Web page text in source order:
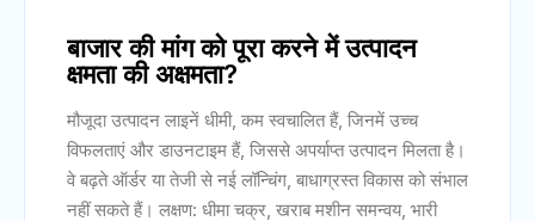
बाजार की मांग को पूरा करने में उत्पादन
क्षमता की अक्षमता?
मौजूदा उत्पादन लाइनें धीमी, कम स्वचालित हैं, जिनमें उच्च
विफलताएं और डाउनटाइम हैं, जिससे अपर्याप्त उत्पादन मिलता है।
वे बढ़ते ऑर्डर या तेजी से नई लॉन्चिंग, बाधाग्रस्त विकास को संभाल
नहीं सकते हैं। लक्षण: धीमा चक्र, खराब मशीन समन्वय, भारी